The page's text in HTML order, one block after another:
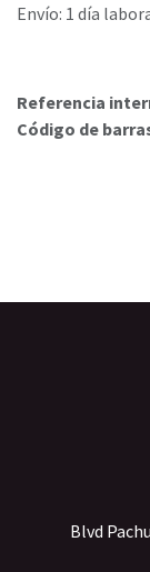
Envío: 1 día
Referencia
Código de
Blvd